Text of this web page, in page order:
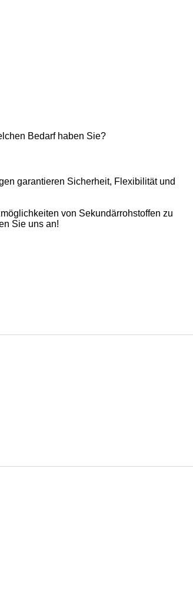
Bedarf haben Sie?
garantieren Sicherheit, Flexibilität und
von Sekundärrohstoffen zu
Sie uns an!